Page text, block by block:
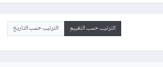
الترتيب حسب التقييم الترتيب حسب التاريخ